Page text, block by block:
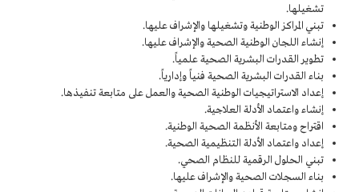
تشغيلها.
تبني المراكز الوطنية وتشغيلها والإشراف عليها.
إنشاء اللجان الوطنية الصحية والإشراف عليها.
تطوير القدرات البشرية الصحية علمياً.
بناء القدرات البشرية الصحية فنياً وإدارياً.
إعداد الاستراتيجيات الوطنية الصحية والعمل على متابعة تنفيذها.
إنشاء واعتماد الأدلة العلاجية.
اقتراح ومتابعة الأنظمة الصحية الوطنية.
إعداد واعتماد الأدلة التنظيمية الصحية.
تبني الحلول الرقمية للنظام الصحي.
بناء السجلات الصحية والإشراف عليها.